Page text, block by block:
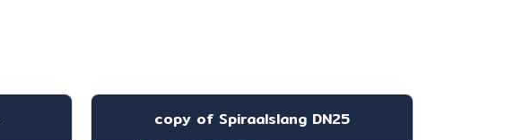
copy of Spiraalslang DN25